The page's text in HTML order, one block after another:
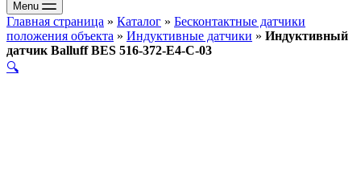
Menu
Главная страница » Каталог » Бесконтактные датчики
положения объекта » Индуктивные датчики » Индуктивный
датчик Balluff BES 516-372-E4-C-03
🔍